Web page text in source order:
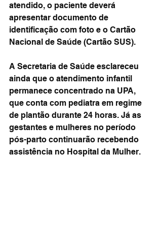
atendido, o paciente deverá
apresentar documento de
identificação com foto e o Cartão
Nacional de Saúde (Cartão SUS).
A Secretaria de Saúde esclareceu
ainda que o atendimento infantil
permanece concentrado na UPA,
que conta com pediatra em regime
de plantão durante 24 horas. Já as
gestantes e mulheres no período
pós-parto continuarão recebendo
assistência no Hospital da Mulher.